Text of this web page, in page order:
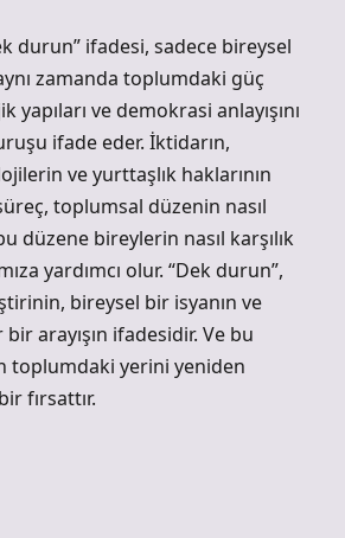
durun” ifadesi, sadece bireysel
zamanda toplumdaki güç
ve demokrasi anlayışını
ifade eder. İktidarın,
ve yurttaşlık haklarının
toplumsal düzenin nasıl
düzene bireylerin nasıl karşılık
yardımcı olur. “Dek durun”,
bireysel bir isyanın ve
arayışın ifadesidir. Ve bu
toplumdaki yerini yeniden
fırsattır.